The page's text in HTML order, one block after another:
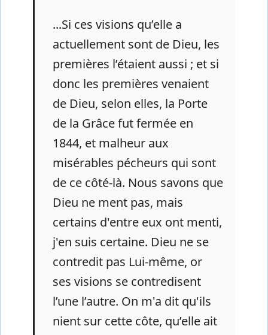
...Si ces visions qu’elle a
actuellement sont de Dieu, les
premières l’étaient aussi ; et si
donc les premières venaient
de Dieu, selon elles, la Porte
de la Grâce fut fermée en
1844, et malheur aux
misérables pécheurs qui sont
de ce côté-là. Nous savons que
Dieu ne ment pas, mais
certains d'entre eux ont menti,
j'en suis certaine. Dieu ne se
contredit pas Lui-même, or
ses visions se contredisent
l’une l’autre. On m'a dit qu'ils
nient sur cette côte, qu’elle ait